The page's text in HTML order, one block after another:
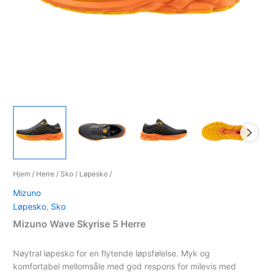
Hjem / Herre / Sko / Løpesko /
Mizuno
Løpesko, Sko
Mizuno Wave Skyrise 5 Herre
Nøytral løpesko for en flytende løpsfølelse. Myk og
komfortabel mellomsåle med god respons for milevis med